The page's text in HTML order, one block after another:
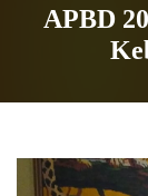
APBD